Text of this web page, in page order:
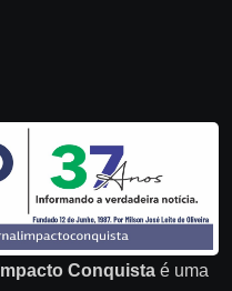
Conquista é uma